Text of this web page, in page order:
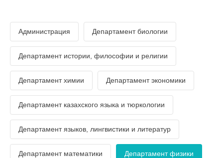
Администрация Департамент биологии
Департамент истории, философии и религии
Департамент химии Департамент экономики
Департамент казахского языка и тюркологии
Департамент языков, лингвистики и литератур
Департамент математики Департамент физики